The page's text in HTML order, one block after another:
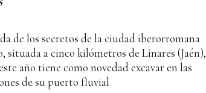
de los secretos de la ciudad iberorromana
situada a cinco kilómetros de Linares (Jaén),
año tiene como novedad excavar en las
de su puerto fluvial